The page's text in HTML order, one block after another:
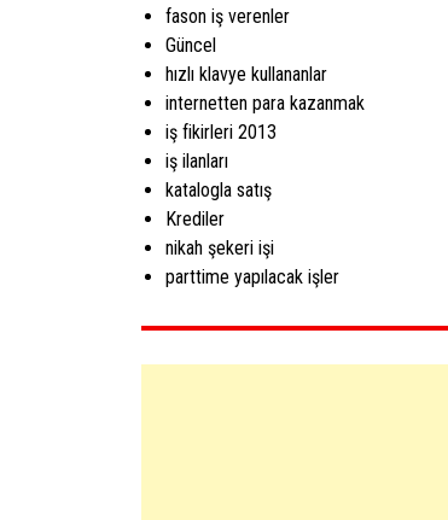
fason iş verenler
Güncel
hızlı klavye kullananlar
internetten para kazanmak
iş fikirleri 2013
iş ilanları
katalogla satış
Krediler
nikah şekeri işi
parttime yapılacak işler